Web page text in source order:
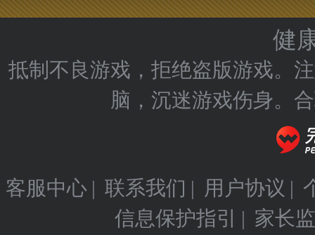
健
抵制不良游戏，拒绝盗版游戏。
脑，沉迷游戏伤身。
客服中心 | 联系我们 | 用户协议 |
信息保护指引
| 家长